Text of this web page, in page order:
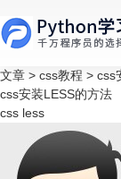
文章 > css教程 > css
css安装LESS的方法
css less